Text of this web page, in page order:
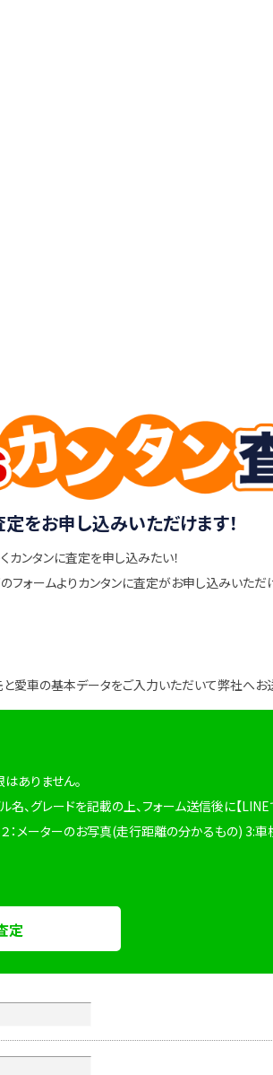
をお申し込みいただけます！
カンタンに査定を申し込みたい！
フォームよりカンタンに査定がお申し込みいただ
愛車の基本データをご入力いただいて弊社へお
ありません。
名、グレードを記載の上、フォーム送信後に【LINE
：メーターのお写真(走行距離の分かるもの) 3:車
定